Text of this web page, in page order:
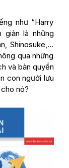
như “Harry
giản là những
Shinosuke,…
qua những
và bản quyền
con người lưu
nó?